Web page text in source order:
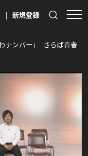
| 新規登録
ナンバー」_さらば青春